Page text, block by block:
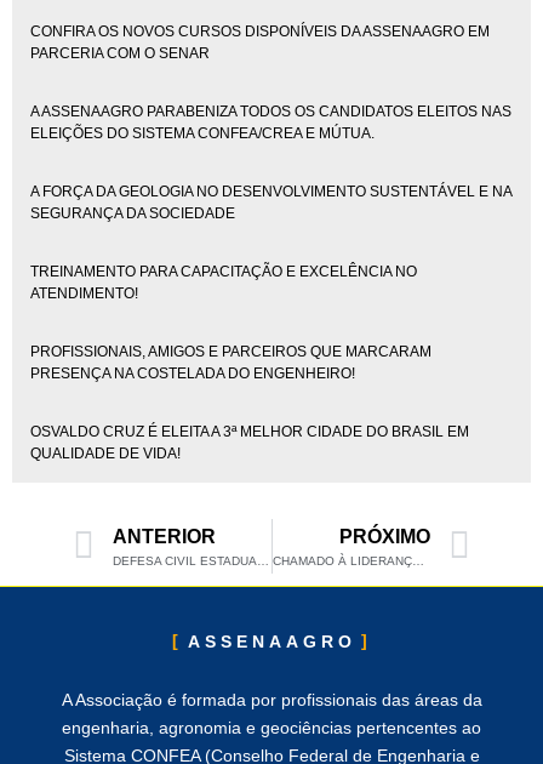
CONFIRA OS NOVOS CURSOS DISPONÍVEIS DA ASSENAAGRO EM
PARCERIA COM O SENAR
A ASSENAAGRO PARABENIZA TODOS OS CANDIDATOS ELEITOS NAS
ELEIÇÕES DO SISTEMA CONFEA/CREA E MÚTUA.
A FORÇA DA GEOLOGIA NO DESENVOLVIMENTO SUSTENTÁVEL E NA
SEGURANÇA DA SOCIEDADE
TREINAMENTO PARA CAPACITAÇÃO E EXCELÊNCIA NO
ATENDIMENTO!
PROFISSIONAIS, AMIGOS E PARCEIROS QUE MARCARAM
PRESENÇA NA COSTELADA DO ENGENHEIRO!
OSVALDO CRUZ É ELEITA A 3ª MELHOR CIDADE DO BRASIL EM
QUALIDADE DE VIDA!
ANTERIOR PRÓXIMO
CHAMADO À LIDERANÇA: TRANSFORME SUA EMPRESA EM UMA MÁQUINA DE VENDAS EM OSVALDO CRUZ!
ASSENAAGRO
A Associação é formada por profissionais das áreas da
engenharia, agronomia e geociências pertencentes ao
Sistema CONFEA (Conselho Federal de Engenharia e